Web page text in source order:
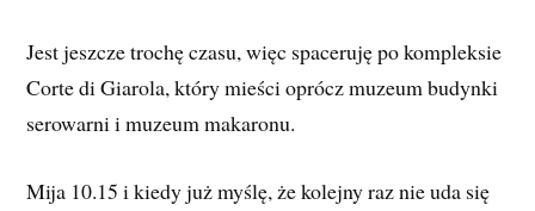
Jest jeszcze trochę czasu, więc spaceruję po kompleksie
Corte di Giarola, który mieści oprócz muzeum budynki
serowarni i muzeum makaronu.
Mija 10.15 i kiedy już myślę, że kolejny raz nie uda się